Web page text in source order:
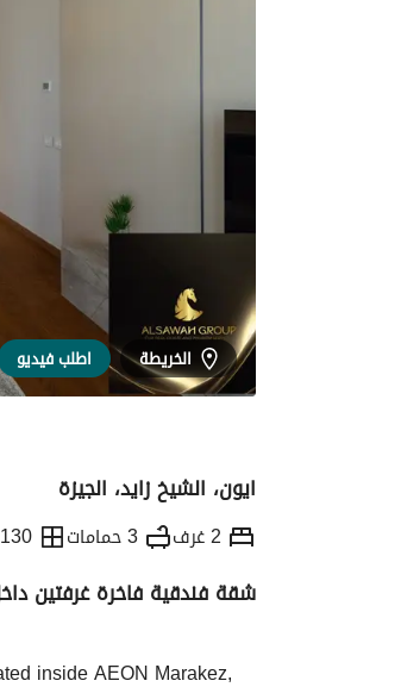
الخريطة اطلب فيديو
ايون، الشيخ زايد، الجيزة
2 غرف 3 حمامات 130 متر مربع
شقة فندقية فاخرة غرفتين
inside AEON Marakez,